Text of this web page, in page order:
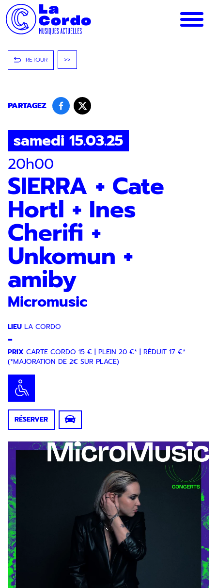
Panneau de gestion des cookies
RETOUR >>
PARTAGEZ
samedi 15.03.25
20h00
SIERRA + Cate
Hortl + Ines
Cherifi +
Unkomun +
amiby
Micromusic
LIEU LA CORDO
-
PRIX CARTE CORDO 15 € | PLEIN 20 €* | RÉDUIT 17 €*
(*MAJORATION DE 2€ SUR PLACE)
RÉSERVER